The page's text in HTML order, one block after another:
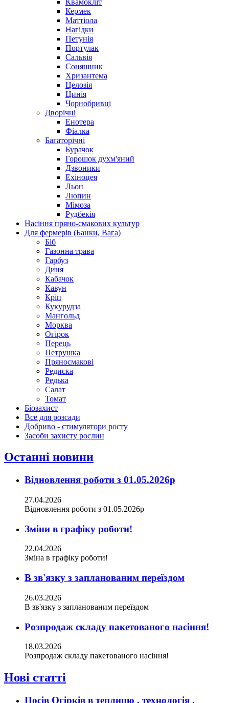
Кермек
Маттіола
Нагідки
Петунія
Портулак
Сальвія
Соняшник
Хризантема
Целозія
Цинія
Чорнобривці
Дворічні
Енотера
Фіалка
Багаторічні
Бурачок
Горошок духм'яний
Дзвоники
Ехіноцея
Льон
Люпин
Мімоза
Рудбекія
Насіння пряно-смакових культур
Для фермерів (Банки, Вага)
Біб
Газонна трава
Гарбуз
Диня
Кабачок
Кавун
Кріп
Кукурудза
Мангольд
Морква
Огірок
Перець
Петрушка
Пряносмакові
Редиска
Редька
Салат
Томат
Біозахист
Все для розсади
Добриво - стимулятори росту
Засоби захисту рослин
Останні новини
Відновлення роботи з 01.05.2026р
27.04.2026
Відновлення роботи з 01.05.2026р
Зміни в графіку роботи!
22.04.2026
Зміна в графіку роботи!
В зв'язку з запланованим переїздом
26.03.2026
В зв'язку з запланованим переїздом
Розпродаж складу пакетованого насіння!
18.03.2026
Розпродаж складу пакетованого насіння!
Нові статті
Посів Огірків в теплицю , технологія ,